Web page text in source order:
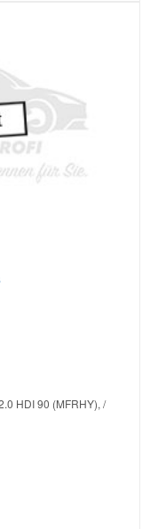
HDI 90 (MFRHY), /